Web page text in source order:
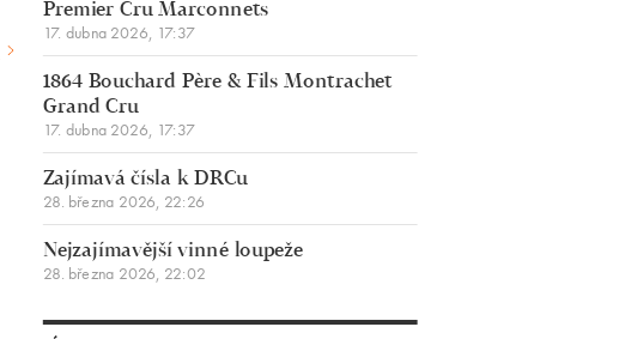
Premier Cru Marconnets
17. dubna 2026, 17:37
1864 Bouchard Père & Fils Montrachet
Grand Cru
17. dubna 2026, 17:37
Zajímavá čísla k DRCu
28. března 2026, 22:26
Nejzajímavější vinné loupeže
28. března 2026, 22:02